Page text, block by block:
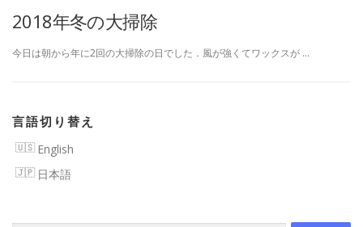
2018年冬の大掃除
今日は朝から年に2回の大掃除の日でした．風が強くてワックスが …
言語切り替え
English
日本語